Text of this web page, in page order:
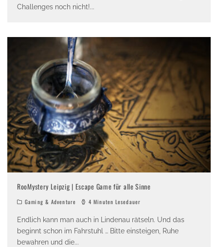
Challenges noch nicht!...
RooMystery Leipzig | Escape Game für alle Sinne
Gaming & Adventure 4 Minuten Lesedauer
Endlich kann man auch in Lindenau rätseln. Und das
beginnt schon im Fahrstuhl … Bitte einsteigen, Ruhe
bewahren und die...